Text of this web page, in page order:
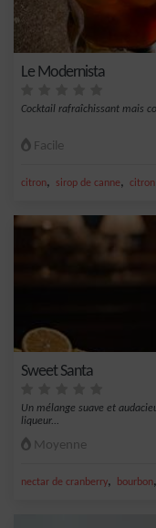
Le Modernista
Cocktail rafraîchissant mais
Facile
citron, sirop de canne,
Sweet Santa
Un mélange suave et
liqueur...
Moyenne
nectar de cranberry, bourbon,